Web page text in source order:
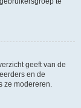
geeft van de
en de
ze modereren.